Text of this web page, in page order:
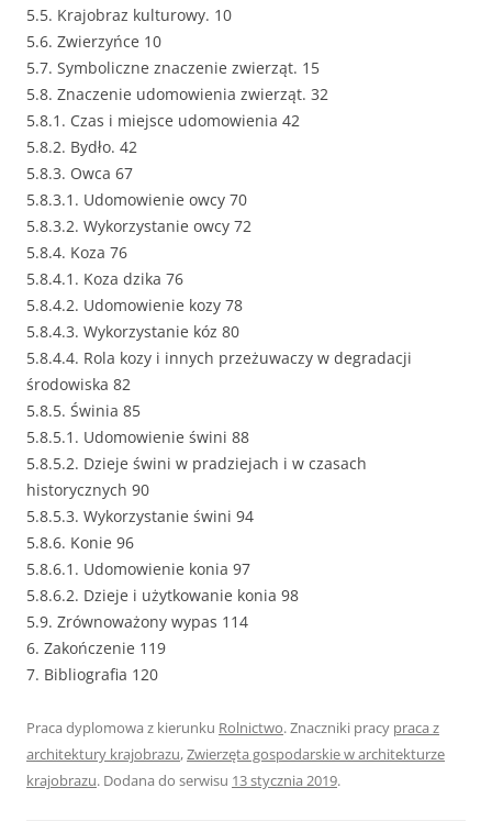
5.5. Krajobraz kulturowy. 10
5.6. Zwierzyńce 10
5.7. Symboliczne znaczenie zwierząt. 15
5.8. Znaczenie udomowienia zwierząt. 32
5.8.1. Czas i miejsce udomowienia 42
5.8.2. Bydło. 42
5.8.3. Owca 67
5.8.3.1. Udomowienie owcy 70
5.8.3.2. Wykorzystanie owcy 72
5.8.4. Koza 76
5.8.4.1. Koza dzika 76
5.8.4.2. Udomowienie kozy 78
5.8.4.3. Wykorzystanie kóz 80
5.8.4.4. Rola kozy i innych przeżuwaczy w degradacji
środowiska 82
5.8.5. Świnia 85
5.8.5.1. Udomowienie świni 88
5.8.5.2. Dzieje świni w pradziejach i w czasach
historycznych 90
5.8.5.3. Wykorzystanie świni 94
5.8.6. Konie 96
5.8.6.1. Udomowienie konia 97
5.8.6.2. Dzieje i użytkowanie konia 98
5.9. Zrównoważony wypas 114
6. Zakończenie 119
7. Bibliografia 120
Praca dyplomowa z kierunku Rolnictwo. Znaczniki pracy praca z
architektury krajobrazu,Zwierzęta gospodarskie w architekturze
krajobrazu. Dodana do serwisu 13 stycznia 2019.